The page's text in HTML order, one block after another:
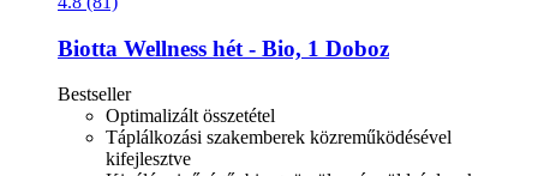
Biotta Wellness hét -​ Bio, 1 Doboz
Bestseller
Optimalizált összetétel
Táplálkozási szakemberek közreműködésével
kifejlesztve